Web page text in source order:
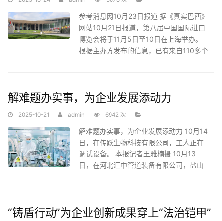
参考消息网10月23日报道 据《真实巴西》
网站10月21日报道，第八届中国国际进口
博览会将于11月5日至10日在上海举办。
根据主办方发布的信息，已有来自110多个
解难题办实事，为企业发展添动力
2025-10-21 admin 6942 次
解难题办实事，为企业发展添动力 10月14
日，在传跃生物科技有限公司，工人正在
调试设备。 本报记者王雅楠摄 10月13
日，在河北汇中管道装备有限公司，盐山
“铸盾行动”为企业创新成果穿上“法治铠甲”